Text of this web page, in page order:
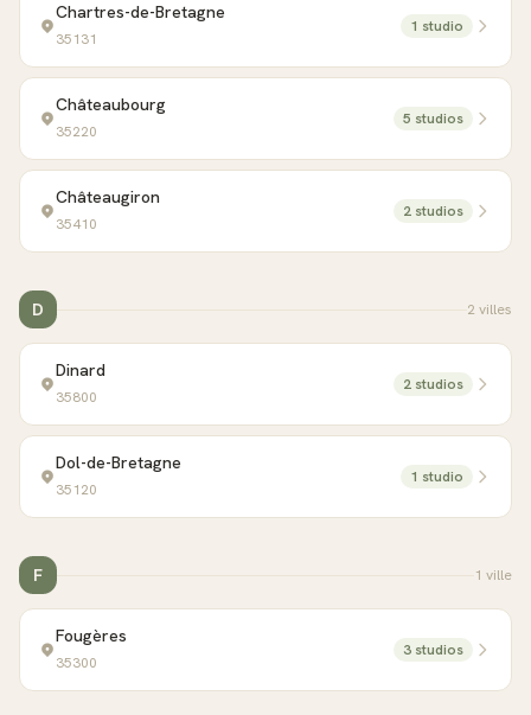
Chartres-de-Bretagne
35131
1 studio
Châteaubourg
35220
5 studios
Châteaugiron
35410
2 studios
D 2 villes
Dinard
35800
2 studios
Dol-de-Bretagne
35120
1 studio
F 1 ville
Fougères
35300
3 studios